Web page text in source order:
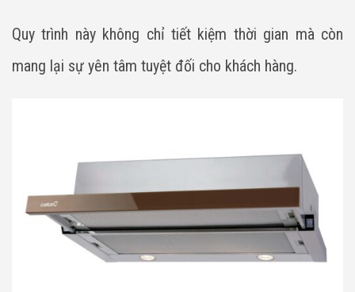
Quy trình này không chỉ tiết kiệm thời gian mà còn
mang lại sự yên tâm tuyệt đối cho khách hàng.